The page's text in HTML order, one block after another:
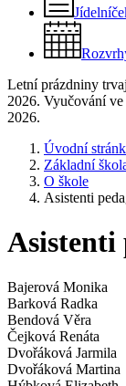
Letní prázdniny
2026. Vyučování
2026.
Úvodní
Základní
O škole
Asistenti
Asistenti
Bajerová Monika
Barková Radka
Bendová Věra
Čejková Renáta
Dvořáková Jarmila
Dvořáková Martina